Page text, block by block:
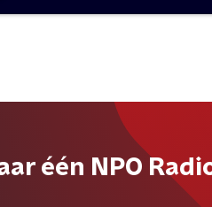
één NPO